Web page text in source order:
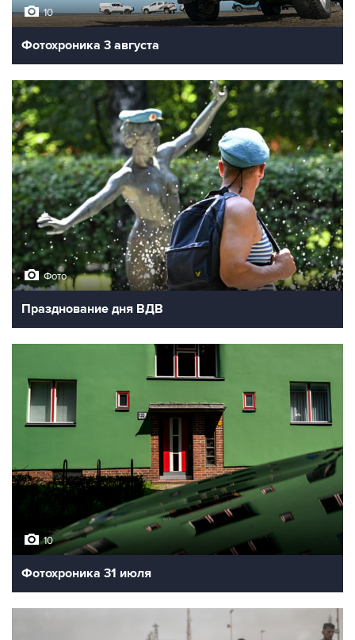
10
Фотохроника 3 августа
Фото
Празднование дня ВДВ
10
Фотохроника 31 июля